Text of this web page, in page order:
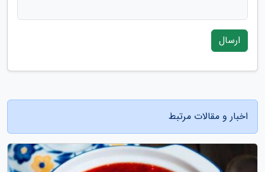
ارسال
اخبار و مقالات مرتبط